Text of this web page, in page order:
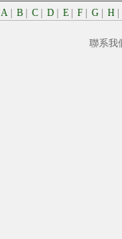
A B C D E F G H
聯系我